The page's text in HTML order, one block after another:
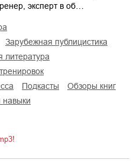
эксперт в об…
зарубежная публицистика
литература
подкасты
обзоры книг
навыки